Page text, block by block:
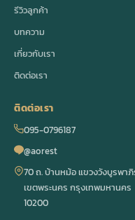
รีวิวลูกค้า
บทความ
เกี่ยวกับเรา
ติดต่อเรา
ติดต่อเรา
095-0796187
@aorest
70 ถ. บ้านหม้อ แขวงวังบูรพา
เขตพระนคร กรุงเทพมหานคร
10200